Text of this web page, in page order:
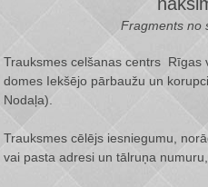
Fragments no
Trauksmes celšanas centrs Rīgas
domes Iekšējo pārbaužu un
Nodaļa).
Trauksmes cēlējs iesniegumu,
vai pasta adresi un tālruņa